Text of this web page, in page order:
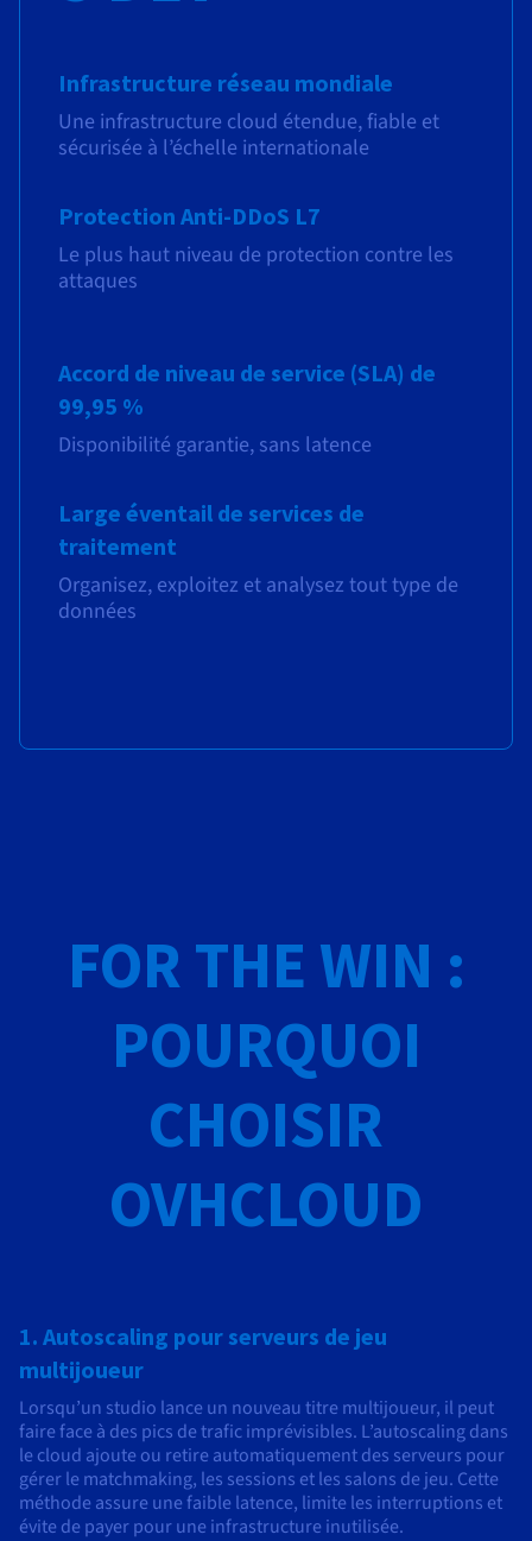
Infrastructure réseau mondiale
Une infrastructure cloud étendue, fiable et
sécurisée à l’échelle internationale
Protection Anti-DDoS L7
Le plus haut niveau de protection contre les
attaques
Accord de niveau de service (SLA) de
99,95 %
Disponibilité garantie, sans latence
Large éventail de services de
traitement
Organisez, exploitez et analysez tout type de
données
FOR THE WIN :
POURQUOI
CHOISIR
OVHCLOUD
1. Autoscaling pour serveurs de jeu
multijoueur
Lorsqu’un studio lance un nouveau titre multijoueur, il peut
faire face à des pics de trafic imprévisibles. L’autoscaling dans
le cloud ajoute ou retire automatiquement des serveurs pour
gérer le matchmaking, les sessions et les salons de jeu. Cette
méthode assure une faible latence, limite les interruptions et
évite de payer pour une infrastructure inutilisée.